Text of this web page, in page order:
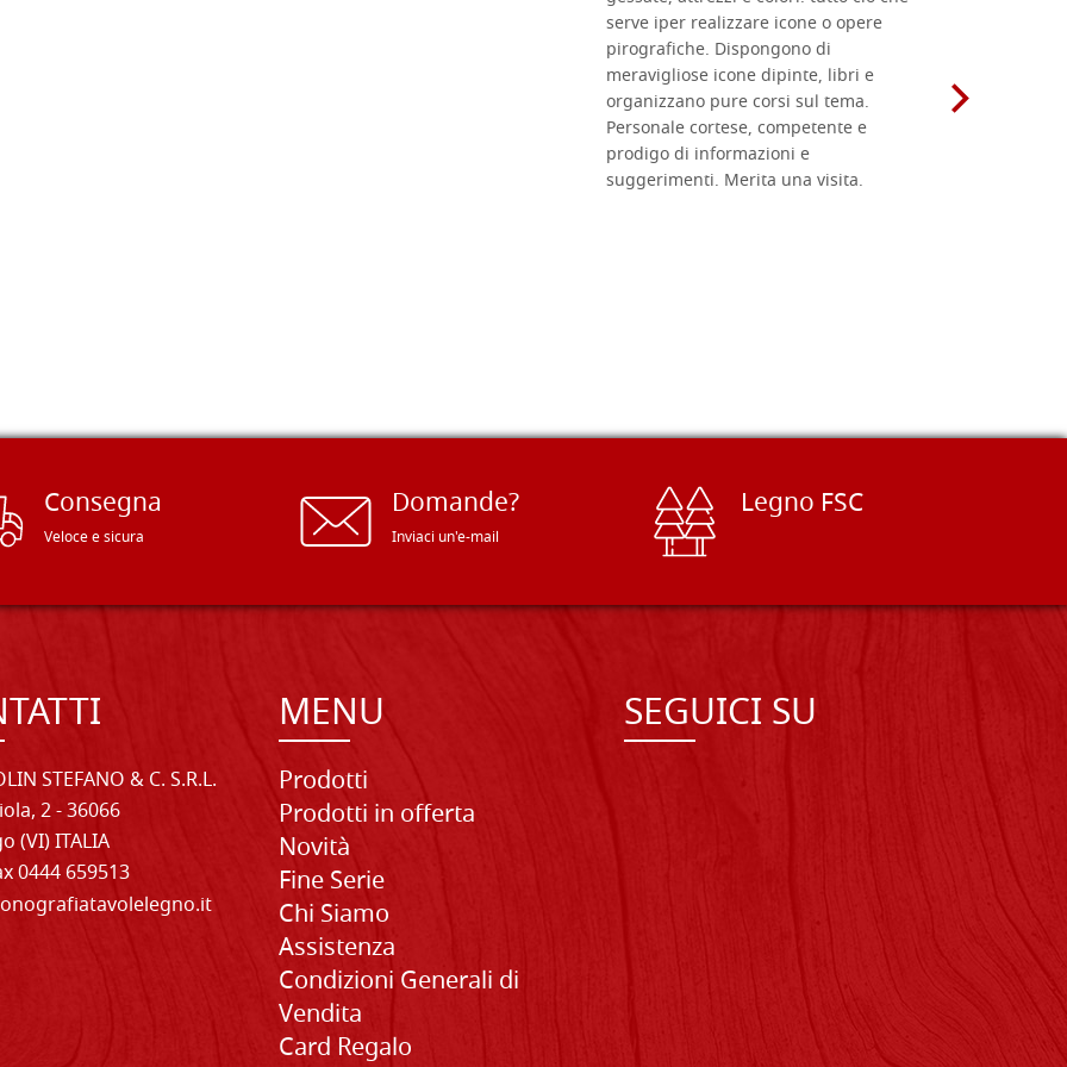
serve iper realizzare icone o opere
pirografiche. Dispongono di
meravigliose icone dipinte, libri e
organizzano pure corsi sul tema.
Personale cortese, competente e
prodigo di informazioni e
suggerimenti. Merita una visita.
Consegna
Veloce e sicura
Domande?
Inviaci un'e-mail
Legno FSC
STEFANO & C. S.R.L.
2 - 36066
(VI) ITALIA
0444 659513
MENU
Prodotti
Prodotti in offerta
Novità
Fine Serie
Chi Siamo
Assistenza
Condizioni Generali di
Vendita
Card Regalo
SEGUICI SU